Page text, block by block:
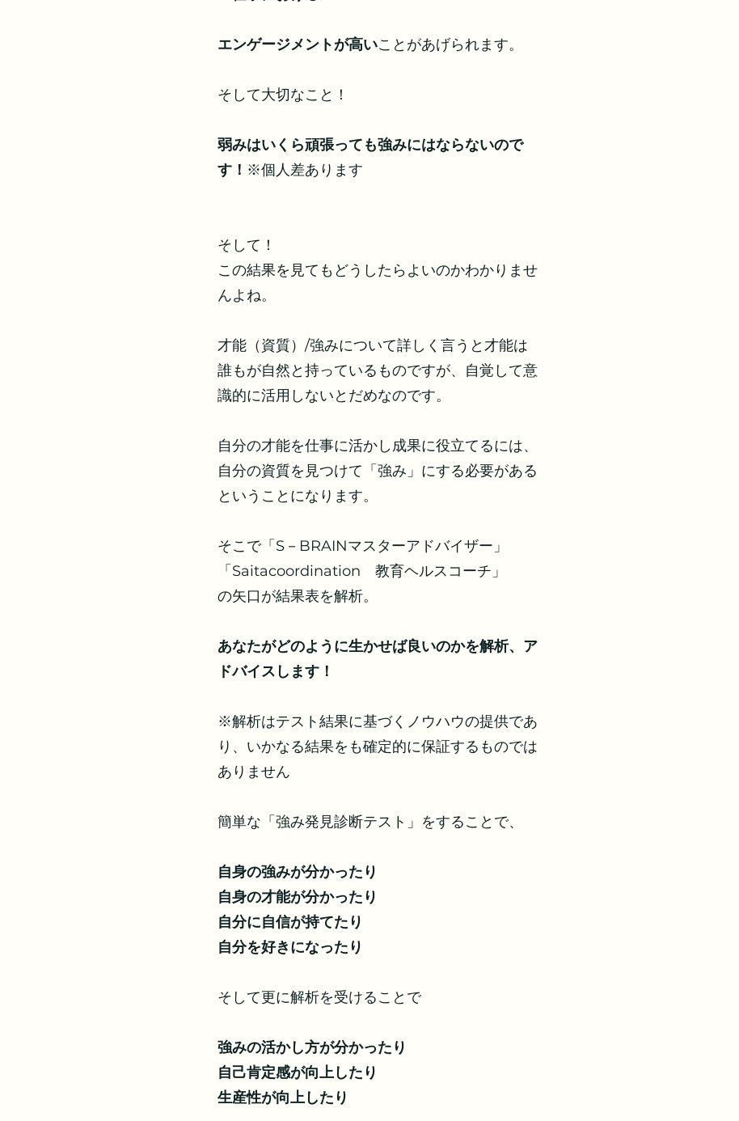
エンゲージメントが高いことがあげられます。
そして大切なこと！
弱みはいくら頑張っても強みにはならないので
す！ ※個人差あります
そして！
この結果を見てもどうしたらよいのかわかりませ
んよね。
才能（資質）/強みについて詳しく言うと才能は
誰もが自然と持っているものですが、自覚して意
識的に活用しないとだめなのです。
自分の才能を仕事に活かし成果に役立てるには、
自分の資質を見つけて「強み」にする必要がある
ということになります。
そこで「S－BRAINマスターアドバイザー」
「Saitacoordination 教育ヘルスコーチ」
の矢口が結果表を解析。
あなたがどのように生かせば良いのかを解析、ア
ドバイスします！
※解析はテスト結果に基づくノウハウの提供であ
り、いかなる結果をも確定的に保証するものでは
ありません
簡単な「強み発見診断テスト」をすることで、
自身の強みが分かったり
自身の才能が分かったり
自分に自信が持てたり
自分を好きになったり
そして更に解析を受けることで
強みの活かし方が分かったり
自己肯定感が向上したり
生産性が向上したり